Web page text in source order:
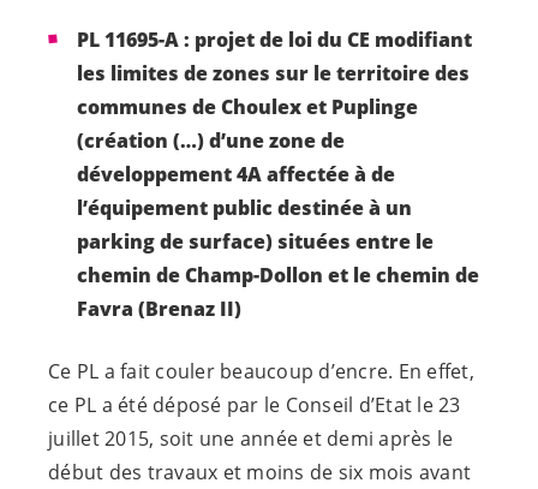
PL 11695-A : projet de loi du CE modifiant
les limites de zones sur le territoire des
communes de Choulex et Puplinge
(création (…) d’unezone de
développement 4A affectée à de
l’équipement public destinée à un
parking de surface) situées entre le
chemin de Champ-Dollon et le chemin de
Favra (Brenaz II)
Ce PL a fait couler beaucoup d’encre. En effet,
ce PL a été déposé par le Conseil d’Etat le 23
juillet 2015, soit une année et demi après le
début des travaux et moins de six mois avant